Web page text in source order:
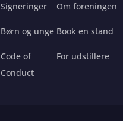
Signeringer
Børn og unge
Code of
Conduct
Om foreningen
Book en stand
For udstillere